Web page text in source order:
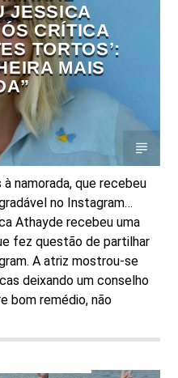
JESSICA
CRÍTICA
TORTOS’:
MAIS
namorada, que recebeu
no Instagram…
Athayde recebeu uma
fez questão de partilhar
A atriz mostrou-se
deixando um conselho
bom remédio, não